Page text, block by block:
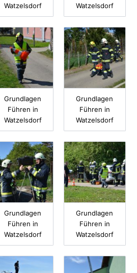
Watzelsdorf
Watzelsdorf
Grundlagen
Führen in
Watzelsdorf
Grundlagen
Führen in
Watzelsdorf
Grundlagen
Führen in
Watzelsdorf
Grundlagen
Führen in
Watzelsdorf